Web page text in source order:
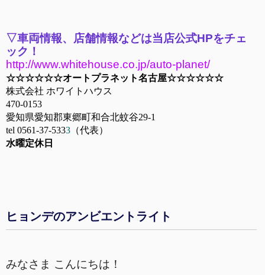
▽車両情報、店舗情報などは当店公式HPをチェ
ック！
http://www.whitehouse.co.jp/auto-planet/
☆☆☆☆☆☆オートプラネット名古屋☆☆☆☆☆☆
株式会社 ホワイトハウス
470-0153
愛知県愛知郡東郷町和合北蚊谷29-1
tel 0561-37-5333 （代表）
水曜定休日
ヒョンデのアンビエントライト
みなさま こんにちは！